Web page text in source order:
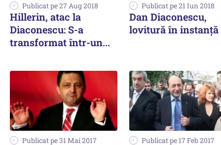
Publicat pe 27 Aug 2018
Hillerin, atac la
Diaconescu: S-a
transformat într-un...
Publicat pe 21 Iun 2018
Dan Diaconescu,
lovitură în instanță
Publicat pe 31 Mai 2017 Publicat pe 17 Feb 2017